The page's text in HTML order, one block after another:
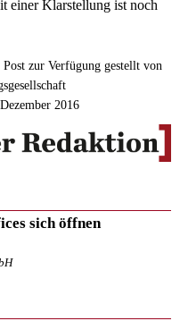
einer Klarstellung ist noch
zur Verfügung gestellt von
2016
sich öffnen